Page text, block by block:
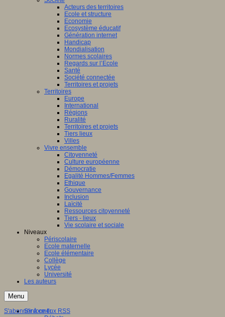
Acteurs des territoires
Ecole et structure
Economie
Ecosystème éducatif
Génération internet
Handicap
Mondialisation
Normes scolaires
Regards sur l’Ecole
Santé
Société connectée
Territoires et projets
Territoires
Europe
International
Régions
Ruralité
Territoires et projets
Tiers lieux
Villes
Vivre ensemble
Citoyenneté
Culture européenne
Démocratie
Egalité Hommes/Femmes
Ethique
Gouvernance
Inclusion
Laïcité
Ressources citoyenneté
Tiers - lieux
Vie scolaire et sociale
Niveaux
Périscolaire
Ecole maternelle
Ecole élémentaire
Collège
Lycée
Université
Les auteurs
Menu
S'informer
S'abonner à ce flux RSS